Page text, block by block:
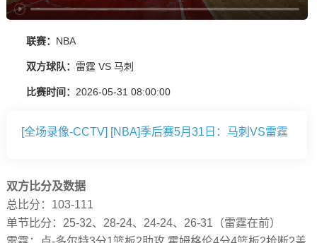
联赛： NBA
双方球队： 雷霆 VS 马刺
比赛时间： 2026-05-31 08:00:00
[全场录像-CCTV] [NBA]季后赛5月31日：马刺VS雷霆
双方比分及数据
总比分：103-111
单节比分：25-32、28-24、24-24、26-31（雷霆在前）